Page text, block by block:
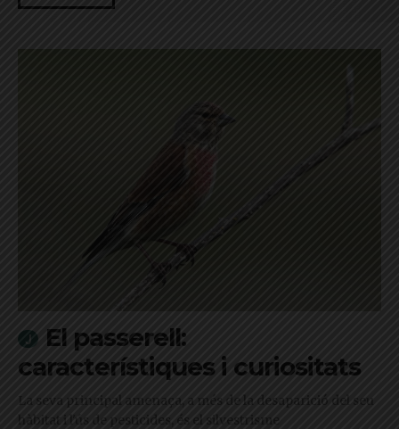
El passerell:
característiques i curiositats
La seva principal amenaça, a més de la desaparició del seu
hàbitat i l'ús de pesticides, és el silvestrisme